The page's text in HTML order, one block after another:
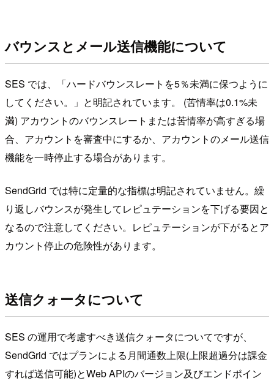
バウンスとメール送信機能について
SES では、「ハードバウンスレートを5％未満に保つように
してください。」と明記されています。 (苦情率は0.1%未
満) アカウントのバウンスレートまたは苦情率が高すぎる場
合、アカウントを審査中にするか、アカウントのメール送信
機能を一時停止する場合があります。
SendGrid では特に定量的な指標は明記されていません。繰
り返しバウンスが発生してレピュテーションを下げる要因と
なるので注意してください。レピュテーションが下がるとア
カウント停止の危険性があります。
送信クォータについて
SES の運用で考慮すべき送信クォータについてですが、
SendGrid ではプランによる月間通数上限(上限超過分は課金
すれば送信可能)とWeb APIのバージョン及びエンドポイン